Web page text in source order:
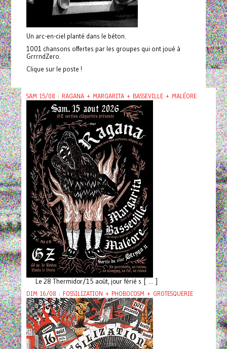
Un arc-en-ciel planté dans le béton.
1001 chansons offertes par les groupes qui ont joué à
GrrrndZero.
Clique sur le poste !
SAM 15/08 : RAGANA + MARGARITA + BASSEVILLE + MALÉORE
Le 28 Thermidor/15 août, jour férié s [ ... ]
DIM 16/08 : FOSSILIZATION + PHOBOCOSM + GROTESQUERIE